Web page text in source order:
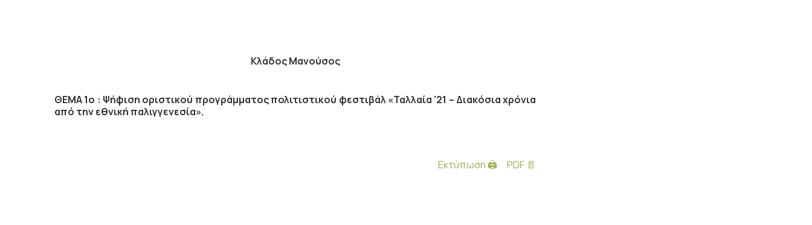
Κλάδος Μανούσος
ΘΕΜΑ 1ο : Ψήφιση οριστικού προγράμματος πολιτιστικού φεστιβάλ «Ταλλαία ’21 – Διακόσια χρόνια
από την εθνική παλιγγενεσία».
Εκτύπωση 🖨 PDF 📄